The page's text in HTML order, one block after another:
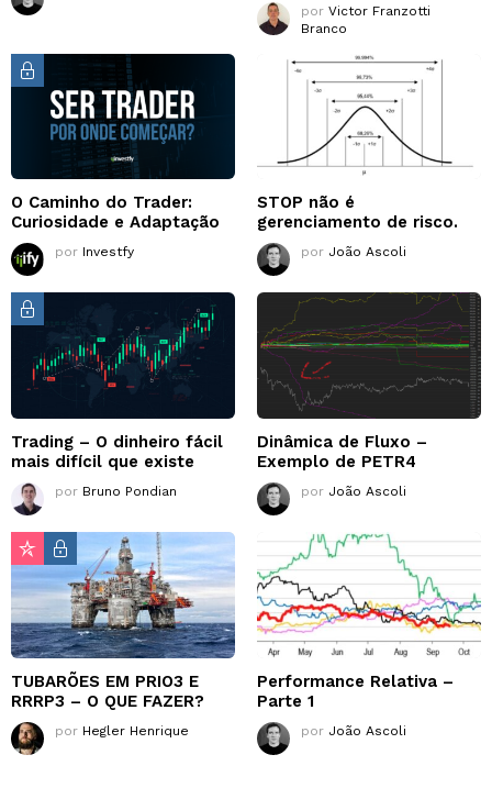
por Victor Franzotti
Branco
O Caminho do Trader:
Curiosidade e Adaptação
por Investfy
STOP não é
gerenciamento de risco.
por João Ascoli
Trading – O dinheiro fácil
mais difícil que existe
por Bruno Pondian
Dinâmica de Fluxo –
Exemplo de PETR4
por João Ascoli
TUBARÕES EM PRIO3 E
RRRP3 – O QUE FAZER?
por Hegler Henrique
Performance Relativa –
Parte 1
por João Ascoli